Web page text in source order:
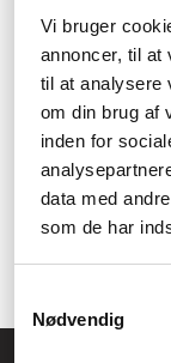
Vi bruger
annoncer, til at
til at analysere
om din brug af
inden for
data med
som de har
Nødvendig
Du kan kontakte
telefon eller
hvilken måde du
vejlede dig med
Er du
kontoret, så kan
tilbyder